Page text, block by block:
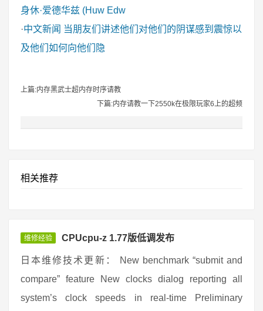
身休·爱德华兹 (Huw Edw
·中文新闻 当朋友们讲述他们对他们的阴谋感到震惊以
及他们如何向他们隐
上篇:内存黑武士超内存时序请教
下篇:内存请教一下2550k在极限玩家6上的超频
相关推荐
维修经验 CPUcpu-z 1.77版低调发布
日本维修技术更新： New benchmark “submit and
compare” feature New clocks dialog reporting all
system’s clock speeds in real-time Preliminary